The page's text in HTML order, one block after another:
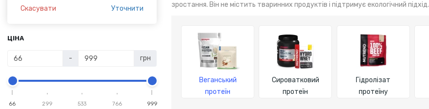
Скасувати Уточнити
ЦІНА
- грн
66 299 533 766 999
зростання. Він не містить тваринних продуктів і підтримує екологічний підхід.
Сироватковий
протеїн
Веганський
протеїн
Гідролізат
протеїну